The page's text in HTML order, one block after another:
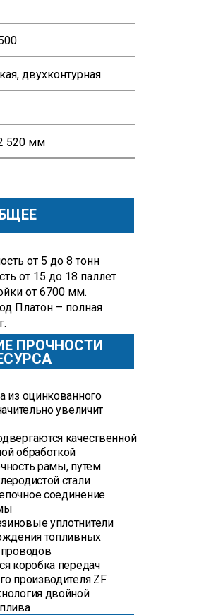
двухконтурная
520 мм
от 5 до 8 тонн
от 15 до 18 паллет
от 6700 мм.
Платон – полная
ПРОЧНОСТИ
из оцинкованного
увеличит
качественной
обработкой
рамы, путем
стали
соединение
уплотнители
топливных
коробка передач
производителя ZF
двойной